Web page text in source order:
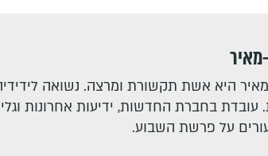
מאיר
מאיר היא אשת תקשורת ומרצה. נשואה
עובדת בחברת החדשות, ידיעות אחרונות
על פרשת השבוע.